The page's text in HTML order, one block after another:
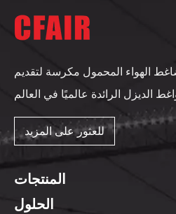
الهواء المحمول مكرسة لتقديم
للعثور على المزيد
المنتجات
الحلول